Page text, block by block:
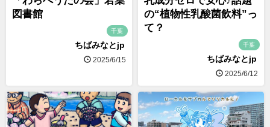
図書館
千葉
ちばみなとjp
2025/6/15
の“植物性乳酸菌飲料”っ
て？
千葉
ちばみなとjp
2025/6/12